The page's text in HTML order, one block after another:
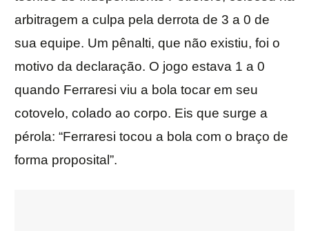
arbitragem a culpa pela derrota de 3 a 0 de
sua equipe. Um pênalti, que não existiu, foi o
motivo da declaração. O jogo estava 1 a 0
quando Ferraresi viu a bola tocar em seu
cotovelo, colado ao corpo. Eis que surge a
pérola: “Ferraresi tocou a bola com o braço de
forma proposital”.